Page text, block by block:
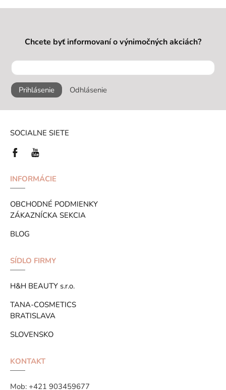
Chcete byť informovaní o výnimočných akciách?
Prihlásenie Odhlásenie
SOCIALNE SIETE
INFORMÁCIE
OBCHODNÉ PODMIENKY
ZÁKAZNÍCKA SEKCIA
BLOG
SÍDLO FIRMY
H&H BEAUTY s.r.o.
TANA-COSMETICS
BRATISLAVA
SLOVENSKO
KONTAKT
Mob: +421 903459677